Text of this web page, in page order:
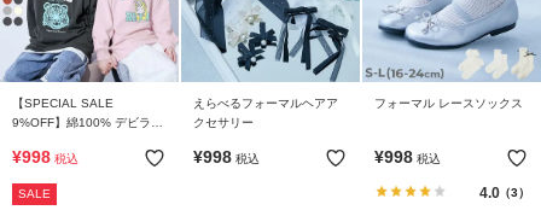
【SPECIAL SALE
9%OFF】綿100% デビラボ
リブ 長袖Tシャツ
¥998 税込
SALE
えらべるフォーマルヘアア
クセサリー
¥998 税込
フォーマル レースソックス
¥998 税込
4.0（3）